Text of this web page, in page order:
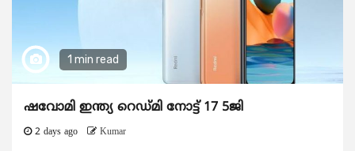
1 min read
ഷവോമി ഇന്ത്യ റെഡ്മി നോട്ട് 17 5ജി
2 days ago Kumar